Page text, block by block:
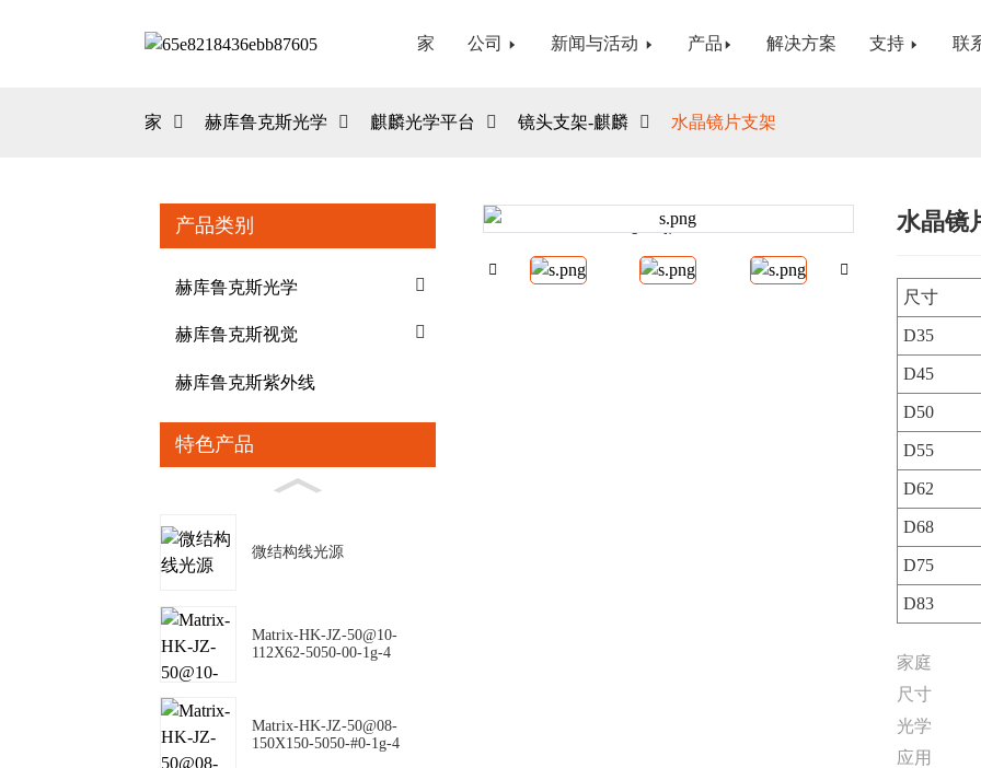
家 公司 新闻与活动 产品 解决方案 支持 联
家 赫库鲁克斯光学 麒麟光学平台 镜头支架-麒麟 水晶镜片支架
产品类别
赫库鲁克斯光学
赫库鲁克斯视觉
赫库鲁克斯紫外线
特色产品
微结构线光源
Matrix-HK-JZ-50@10-
112X62-5050-00-1g-4
Matrix-HK-JZ-50@08-
150X150-5050-#0-1g-4
Loading...
Loading... Loading...
Loading...
水晶镜
尺寸
D35
D45
D50
D55
D62
D68
D75
D83
家庭
尺寸
光学
应用